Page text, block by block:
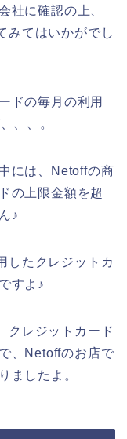
社に確認の上、
みてはいかがでし
ドの毎月の利用
、、。
には、Netoffの商
の上限金額を超
♪
したクレジットカ
すよ♪
クレジットカード
、Netoffのお店で
ましたよ。